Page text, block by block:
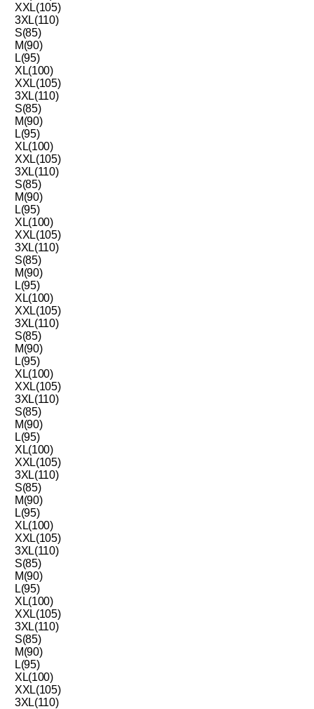
XXL(105)
3XL(110)
S(85)
M(90)
L(95)
XL(100)
XXL(105)
3XL(110)
S(85)
M(90)
L(95)
XL(100)
XXL(105)
3XL(110)
S(85)
M(90)
L(95)
XL(100)
XXL(105)
3XL(110)
S(85)
M(90)
L(95)
XL(100)
XXL(105)
3XL(110)
S(85)
M(90)
L(95)
XL(100)
XXL(105)
3XL(110)
S(85)
M(90)
L(95)
XL(100)
XXL(105)
3XL(110)
S(85)
M(90)
L(95)
XL(100)
XXL(105)
3XL(110)
S(85)
M(90)
L(95)
XL(100)
XXL(105)
3XL(110)
S(85)
M(90)
L(95)
XL(100)
XXL(105)
3XL(110)